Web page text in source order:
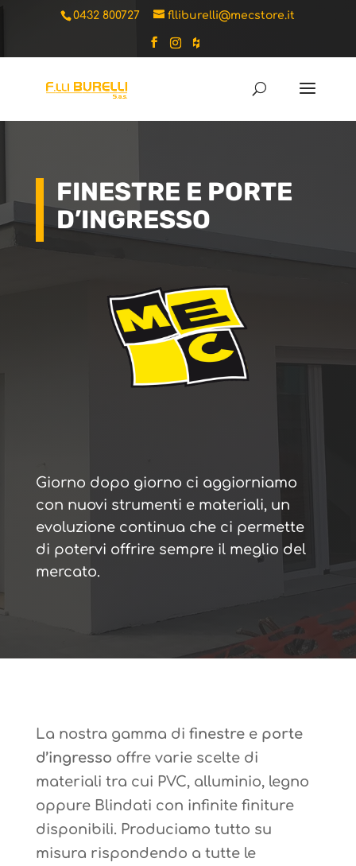
0432 800727 flliburelli@mecstore.it
FINESTRE E PORTE
D’INGRESSO
Giorno dopo giorno ci aggiorniamo
con nuovi strumenti e materiali, un
evoluzione continua che ci permette
di potervi offrire sempre il meglio del
mercato.
La nostra gamma di finestree porte
d’ingresso offre varie scelte di
materiali tra cui PVC, alluminio, legno
oppure Blindati con infinite finiture
disponibili. Produciamo tutto su
misura rispondendo a tutte le